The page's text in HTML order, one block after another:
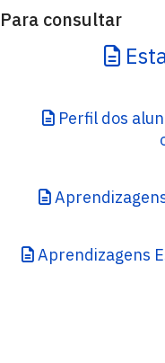
Para consultar
Perfil dos
Aprendizagens